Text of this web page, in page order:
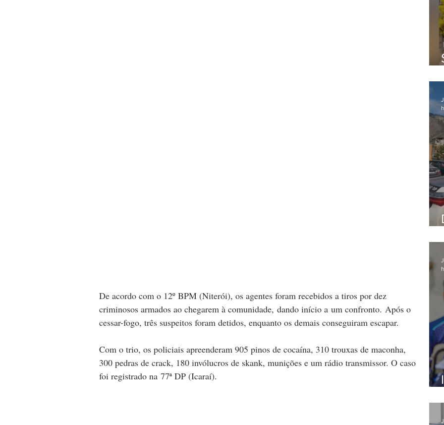
De acordo com o 12º BPM (Niterói), os agentes foram recebidos a tiros por dez
criminosos armados ao chegarem à comunidade, dando início a um confronto. Após o
cessar-fogo, três suspeitos foram detidos, enquanto os demais conseguiram escapar.
Com o trio, os policiais apreenderam 905 pinos de cocaína, 310 trouxas de maconha,
300 pedras de crack, 180 invólucros de skank, munições e um rádio transmissor. O caso
foi registrado na 77ª DP (Icaraí).